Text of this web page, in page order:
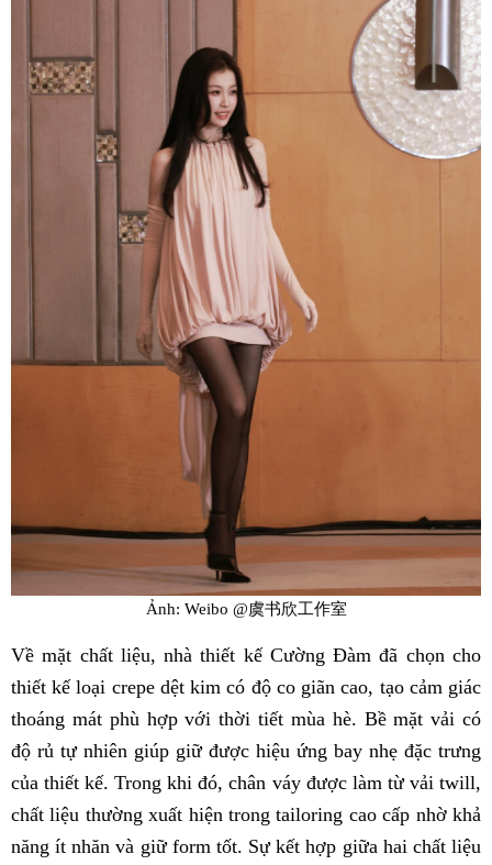
Ảnh: Weibo @虞书欣工作室
Về mặt chất liệu, nhà thiết kế Cường Đàm đã chọn cho
thiết kế loại crepe dệt kim có độ co giãn cao, tạo cảm giác
thoáng mát phù hợp với thời tiết mùa hè. Bề mặt vải có
độ rủ tự nhiên giúp giữ được hiệu ứng bay nhẹ đặc trưng
của thiết kế. Trong khi đó, chân váy được làm từ vải twill,
chất liệu thường xuất hiện trong tailoring cao cấp nhờ khả
năng ít nhăn và giữ form tốt. Sự kết hợp giữa hai chất liệu